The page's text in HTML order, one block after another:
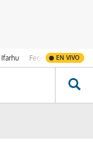
Ifarhu Fenómeno de El
EN VIVO